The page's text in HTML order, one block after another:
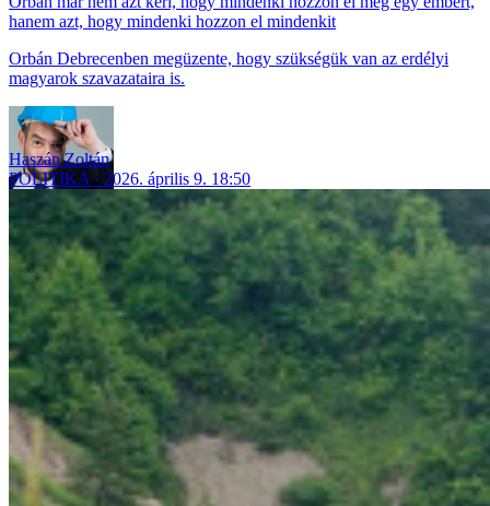
hanem azt, hogy mindenki hozzon el mindenkit
Orbán Debrecenben megüzente, hogy szükségük van az erdélyi
magyarok szavazataira is.
Haszán Zoltán
POLITIKA
2026. április 9. 18:50